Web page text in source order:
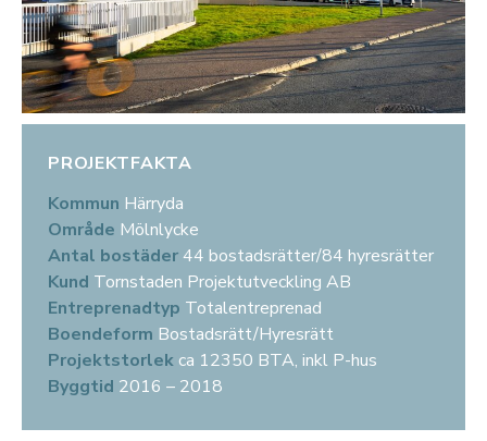
PROJEKTFAKTA
Kommun Härryda
Område Mölnlycke
Antal bostäder44 bostadsrätter/84 hyresrätter
Kund Tornstaden Projektutveckling AB
Entreprenadtyp Totalentreprenad
Boendeform Bostadsrätt/Hyresrätt
Projektstorlek ca 12350 BTA, inkl P-hus
Byggtid 2016 – 2018